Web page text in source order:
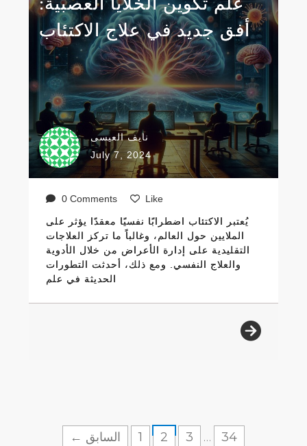
نايف العيسى
July 7, 2024
أفق جديد في علاج الاكتئاب
0 Comments Like
يُعتبر الاكتئاب اضطرابًا نفسيًا معقدًا يؤثر على
الملايين حول العالم، وغالباً ما تركز العلاجات
التقليدية على إدارة الأعراض من خلال الأدوية
والعلاج النفسي. ومع ذلك، أحدثت التطورات
الحديثة في علم
← السابق 1 2 3 …
34